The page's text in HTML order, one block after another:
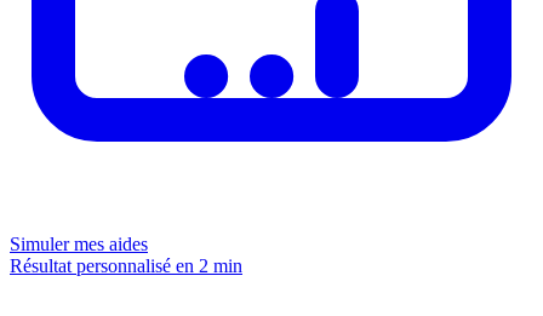
Simuler mes aides
Résultat personnalisé en 2 min